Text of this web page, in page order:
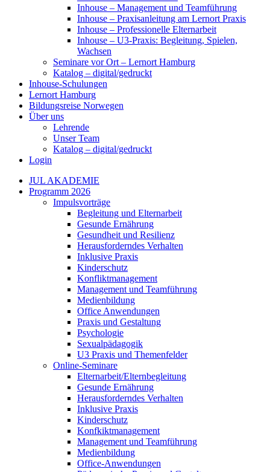
Inhouse – Management und Teamführung
Inhouse – Praxisanleitung am Lernort Praxis
Inhouse – Professionelle Elternarbeit
Inhouse – U3-Praxis: Begleitung, Spielen,
Wachsen
Seminare vor Ort – Lernort Hamburg
Katalog – digital/gedruckt
Inhouse-Schulungen
Lernort Hamburg
Bildungsreise Norwegen
Über uns
Lehrende
Unser Team
Katalog – digital/gedruckt
Login
JUL AKADEMIE
Programm 2026
Impulsvorträge
Begleitung und Elternarbeit
Gesunde Ernährung
Gesundheit und Resilienz
Herausforderndes Verhalten
Inklusive Praxis
Kinderschutz
Konfliktmanagement
Management und Teamführung
Medienbildung
Office Anwendungen
Praxis und Gestaltung
Psychologie
Sexualpädagogik
U3 Praxis und Themenfelder
Online-Seminare
Elternarbeit/Elternbegleitung
Gesunde Ernährung
Herausforderndes Verhalten
Inklusive Praxis
Kinderschutz
Konfkiktmanagement
Management und Teamführung
Medienbildung
Office-Anwendungen